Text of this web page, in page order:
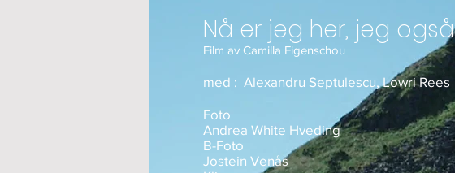
Nå er jeg her, jeg også
Film av Camilla Figenschou
med : Alexandru Septulescu, Lowri Rees
Foto
Andrea White Hveding
B-Foto
Jostein Venås